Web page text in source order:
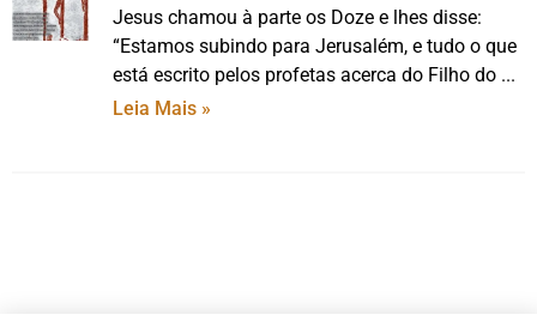
Jesus chamou à parte os Doze e lhes disse:
“Estamos subindo para Jerusalém, e tudo o que
está escrito pelos profetas acerca do Filho do
Leia Mais »